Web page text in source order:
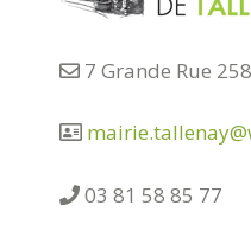
7 Grande Rue
03 81 58 85 77